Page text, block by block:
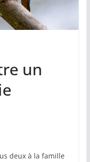
un
deux à la famille